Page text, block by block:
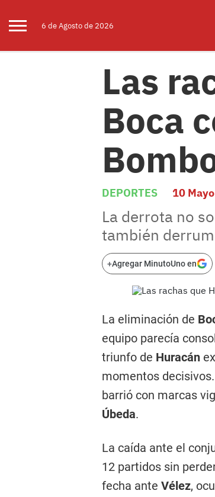
6 deAgostode 2026
Las
Boca
DEPORTES 10
La derrota no
también
+Agregar MinutoUno en
La eliminación de
equipo parecía
triunfo de Huracán
momentos
barrió con marcas
Úbeda.
La caída ante el
12 partidos sin
fecha ante Vélez,